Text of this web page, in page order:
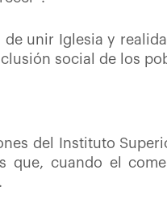
unir Iglesia y
social de los
del Instituto
que, cuando el